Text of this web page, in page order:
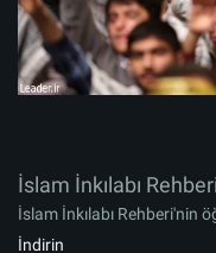
İslam İnkılabı
İslam İnkılabı Rehberi'nin
İndirin